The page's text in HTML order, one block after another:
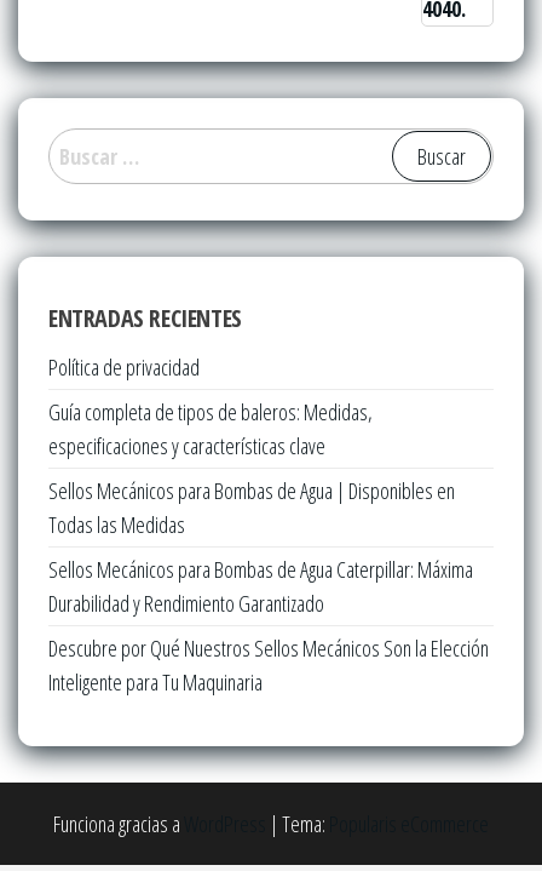
Buscar:
ENTRADAS RECIENTES
Política de privacidad
Guía completa de tipos de baleros: Medidas,
especificaciones y características clave
Sellos Mecánicos para Bombas de Agua | Disponibles en
Todas las Medidas
Sellos Mecánicos para Bombas de Agua Caterpillar: Máxima
Durabilidad y Rendimiento Garantizado
Descubre por Qué Nuestros Sellos Mecánicos Son la Elección
Inteligente para Tu Maquinaria
Funciona gracias a | Tema: